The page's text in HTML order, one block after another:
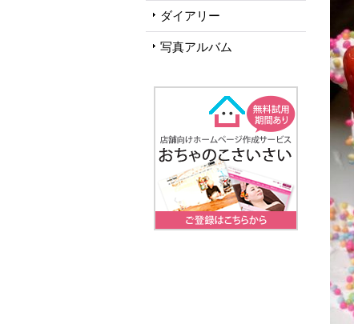
ダイアリー
写真アルバム